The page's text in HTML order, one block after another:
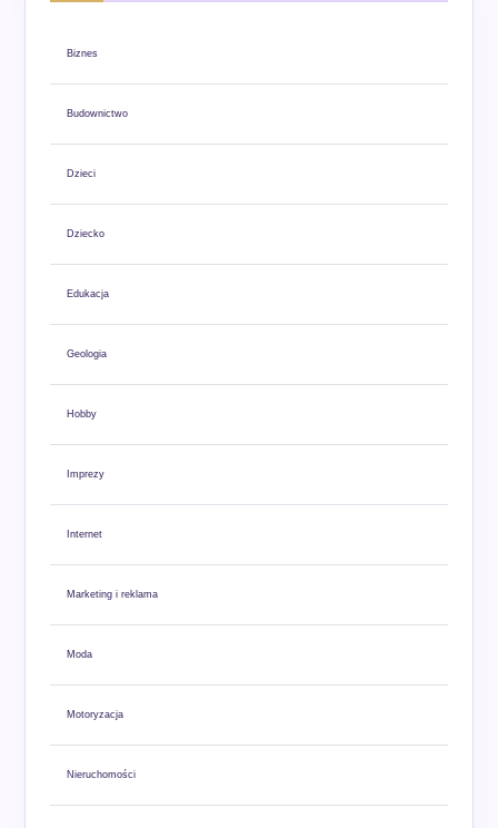
Biznes
Budownictwo
Dzieci
Dziecko
Edukacja
Geologia
Hobby
Imprezy
Internet
Marketing i reklama
Moda
Motoryzacja
Nieruchomości